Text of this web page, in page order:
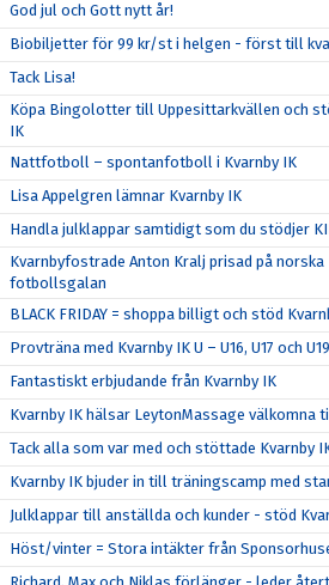
God jul och Gott nytt år!
Biobiljetter för 99 kr/st i helgen - först till
Tack Lisa!
Köpa Bingolotter till Uppesittarkvällen och
IK
Nattfotboll – spontanfotboll i Kvarnby IK
Lisa Appelgren lämnar Kvarnby IK
Handla julklappar samtidigt som du stödjer
Kvarnbyfostrade Anton Kralj prisad på norska
fotbollsgalan
BLACK FRIDAY = shoppa billigt och stöd
Provträna med Kvarnby IK U – U16, U17 och U19
Fantastiskt erbjudande från Kvarnby IK
Kvarnby IK hälsar LeytonMassage välkomna
Tack alla som var med och stöttade Kvarnby
Kvarnby IK bjuder in till träningscamp med
Julklappar till anställda och kunder - stöd
Höst/vinter = Stora intäkter från